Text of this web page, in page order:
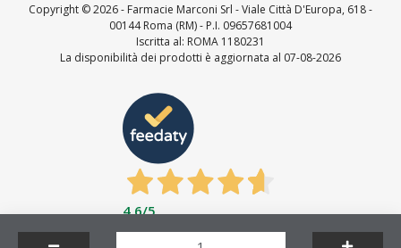
Copyright ©2026 - Farmacie Marconi Srl - Viale Città D'Europa, 618 -
00144 Roma (RM) - P.I. 09657681004
Iscritta al: ROMA 1180231
La disponibilità dei prodotti è aggiornata al 07-08-2026
4,6/5
Feedaty4.7/5-23716feedbacks